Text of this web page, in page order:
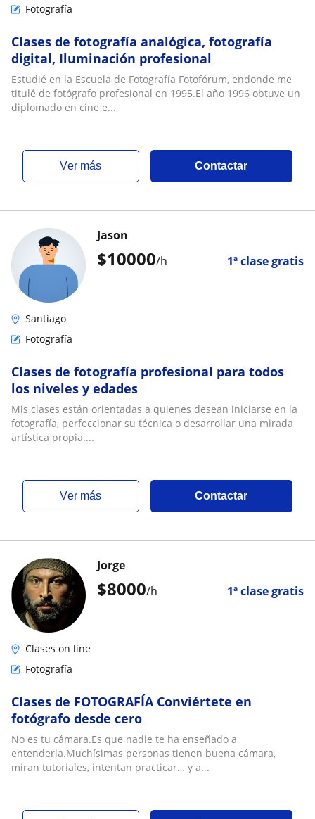
Fotografía
Clases de fotografía analógica, fotografía
digital, Iluminación profesional
Estudié en la Escuela de Fotografía Fotofórum, endonde me
titulé de fotógrafo profesional en 1995.El año 1996 obtuve un
diplomado en cine e...
ver más Contactar
$10000/h 1ª clase gratis
Jason
Santiago
Fotografía
Clases de fotografía profesional para todos
los niveles y edades
Mis clases están orientadas a quienes desean iniciarse en la
fotografía, perfeccionar su técnica o desarrollar una mirada
artística propia....
ver más Contactar
$8000/h 1ª clase gratis
Jorge
Clases on line
Fotografía
Clases de FOTOGRAFÍA Conviértete en
fotógrafo desde cero
No es tu cámara.Es que nadie te ha enseñado a
entenderla.Muchísimas personas tienen buena cámara,
miran tutoriales, intentan practicar… y a...